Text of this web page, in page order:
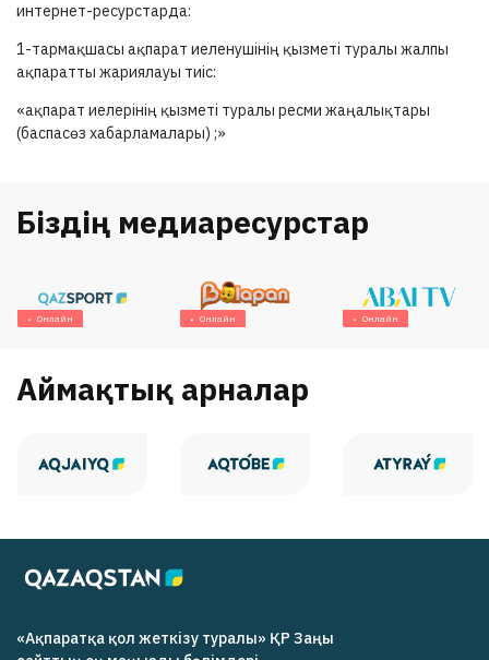
интернет-ресурстарда:
1-тармақшасы ақпарат иеленушінің қызметі туралы жалпы
ақпаратты жариялауы тиіс:
«ақпарат иелерінің қызметі туралы ресми жаңалықтары
(баспасөз хабарламалары) ;»
Біздің медиаресурстар
Онлайн Онлайн Онлайн
Аймақтық арналар
«Ақпаратқа қол жеткізу туралы» ҚР Заңы